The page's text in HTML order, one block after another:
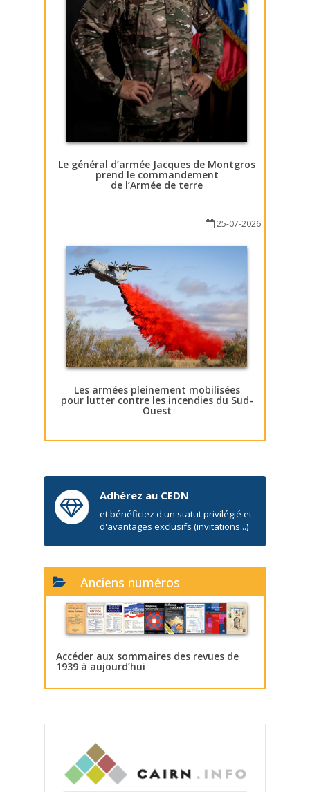
Le général d’armée Jacques de Montgros
prend le commandement
de l’Armée de terre
25-07-2026
Les armées pleinement mobilisées
pour lutter contre les incendies du Sud-
Ouest
Adhérez au CEDN
et bénéficiez d'un statut privilégié et
d'avantages exclusifs (invitations...)
Anciens numéros
Accéder aux sommaires des revues de
1939 à aujourd’hui